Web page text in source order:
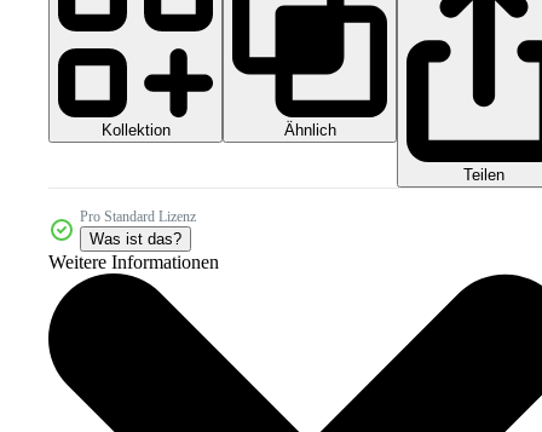
Kollektion Ähnlich
Teilen
Pro Standard Lizenz
Was ist das?
Weitere Informationen